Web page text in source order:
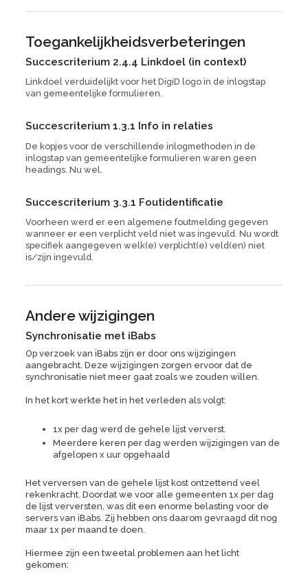
Toegankelijkheidsverbeteringen
Succescriterium 2.4.4 Linkdoel (in context)
Linkdoel verduidelijkt voor het DigiD logo in de inlogstap
van gemeentelijke formulieren.
Succescriterium 1.3.1 Info in relaties
De kopjes voor de verschillende inlogmethoden in de
inlogstap van gemeentelijke formulieren waren geen
headings. Nu wel.
Succescriterium 3.3.1 Foutidentificatie
Voorheen werd er een algemene foutmelding gegeven
wanneer er een verplicht veld niet was ingevuld. Nu wordt
specifiek aangegeven welk(e) verplicht(e) veld(en) niet
is/zijn ingevuld.
Andere wijzigingen
Synchronisatie met iBabs
Op verzoek van iBabs zijn er door ons wijzigingen
aangebracht. Deze wijzigingen zorgen ervoor dat de
synchronisatie niet meer gaat zoals we zouden willen.
In het kort werkte het in het verleden als volgt:
1x per dag werd de gehele lijst ververst.
Meerdere keren per dag werden wijzigingen van de
afgelopen x uur opgehaald
Het verversen van de gehele lijst kost ontzettend veel
rekenkracht. Doordat we voor alle gemeenten 1x per dag
de lijst verversten, was dit een enorme belasting voor de
servers van iBabs. Zij hebben ons daarom gevraagd dit nog
maar 1x per maand te doen.
Hiermee zijn een tweetal problemen aan het licht
gekomen: